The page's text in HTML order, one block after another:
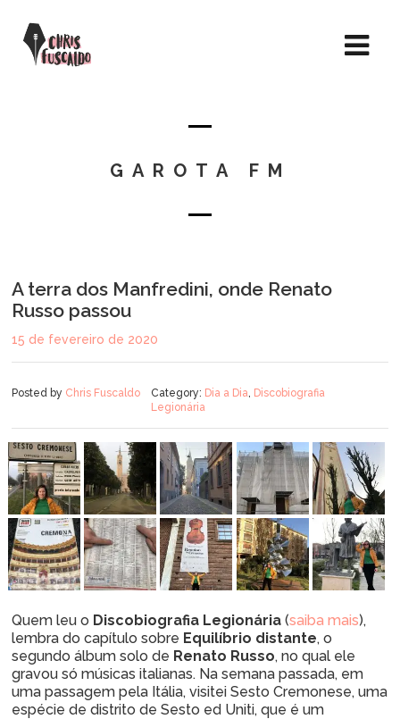
GAROTA FM
A terra dos Manfredini, onde Renato
Russo passou
15 de fevereiro de 2020
Posted by Chris Fuscaldo Category: Dia a Dia, Discobiografia
Legionária
Quem leu o Discobiografia Legionária (saiba mais),
lembra do capítulo sobre Equilíbrio distante, o
segundo álbum solo de Renato Russo, no qual ele
gravou só músicas italianas. Na semana passada, em
uma passagem pela Itália, visitei Sesto Cremonese, uma
espécie de distrito de Sesto ed Uniti, que é um